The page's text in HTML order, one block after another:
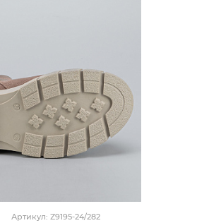
Артикул: Z9195-24/282